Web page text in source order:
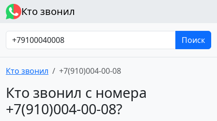
Кто звонил
Поиск
Кто звонил +7(910)004-00-08
Кто звонил с номера
+7(910)004-00-08?